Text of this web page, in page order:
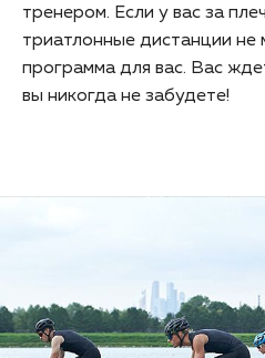
тренером. Если у вас за
триатлонные дистанции не
программа для вас. Вас
вы никогда не забудете!